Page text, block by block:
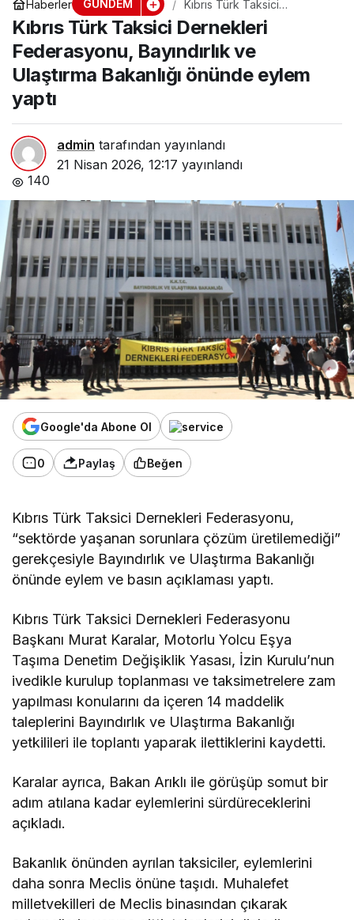
Haberler GÜNDEM
Kıbrıs Türk Taksici
Dernekleri Federasyonu,
Bayındırlık ve Ulaştırma
Bakanlığı önünde eylem
yaptı
Kıbrıs Türk Taksici Dernekleri
Federasyonu, Bayındırlık ve
Ulaştırma Bakanlığı önünde eylem
yaptı
admin tarafından yayınlandı
21 Nisan 2026, 12:17 yayınlandı
140
Google'da Abone Ol
0 Paylaş Beğen
Kıbrıs Türk Taksici Dernekleri Federasyonu,
“sektörde yaşanan sorunlara çözüm üretilemediği”
gerekçesiyle Bayındırlık ve Ulaştırma Bakanlığı
önünde eylem ve basın açıklaması yaptı.
Kıbrıs Türk Taksici Dernekleri Federasyonu
Başkanı Murat Karalar, Motorlu Yolcu Eşya
Taşıma Denetim Değişiklik Yasası, İzin Kurulu’nun
ivedikle kurulup toplanması ve taksimetrelere zam
yapılması konularını da içeren 14 maddelik
taleplerini Bayındırlık ve Ulaştırma Bakanlığı
yetkilileri ile toplantı yaparak ilettiklerini kaydetti.
Karalar ayrıca, Bakan Arıklı ile görüşüp somut bir
adım atılana kadar eylemlerini sürdüreceklerini
açıkladı.
Bakanlık önünden ayrılan taksiciler, eylemlerini
daha sonra Meclis önüne taşıdı. Muhalefet
milletvekilleri de Meclis binasından çıkarak